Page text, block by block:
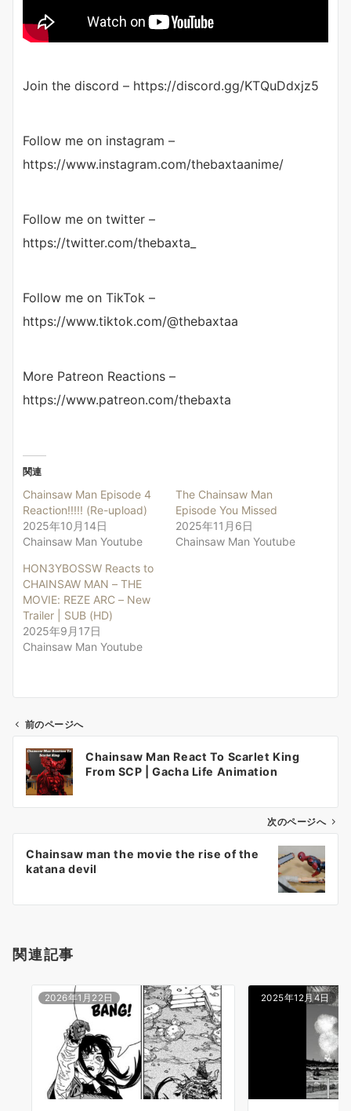
Join the discord – https://discord.gg/KTQuDdxjz5
Follow me on instagram –
https://www.instagram.com/thebaxtaanime/
Follow me on twitter –
https://twitter.com/thebaxta_
Follow me on TikTok –
https://www.tiktok.com/@thebaxtaa
More Patreon Reactions –
https://www.patreon.com/thebaxta
関連
Chainsaw Man Episode 4
Reaction!!!!! (Re-upload)
2025年10月14日
Chainsaw Man Youtube
The Chainsaw Man
Episode You Missed
2025年11月6日
Chainsaw Man Youtube
HON3YBOSSW Reacts to
CHAINSAW MAN – THE
MOVIE: REZE ARC – New
Trailer | SUB (HD)
2025年9月17日
Chainsaw Man Youtube
ン
前のページへ
Chainsaw Man React To Scarlet King
From SCP | Gacha Life Animation
次のページへ
Chainsaw man the movie the rise of the
katana devil
関連記事
2026年1月22日 2025年12月4日